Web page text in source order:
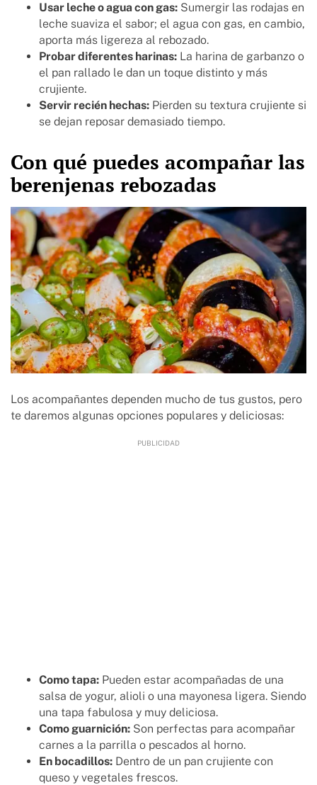
Usar leche o agua con gas: Sumergir las rodajas en
leche suaviza el sabor; el agua con gas, en cambio,
aporta más ligereza al rebozado.
Probar diferentes harinas: La harina de garbanzo o
el pan rallado le dan un toque distinto y más
crujiente.
Servir recién hechas: Pierden su textura crujiente si
se dejan reposar demasiado tiempo.
Con qué puedes acompañar las
berenjenas rebozadas
Los acompañantes dependen mucho de tus gustos, pero
te daremos algunas opciones populares y deliciosas:
Como tapa: Pueden estar acompañadas de una
salsa de yogur, alioli o una mayonesa ligera. Siendo
una tapa fabulosa y muy deliciosa.
Como guarnición: Son perfectas para acompañar
carnes a la parrilla o pescados al horno.
En bocadillos: Dentro de un pan crujiente con
queso y vegetales frescos.